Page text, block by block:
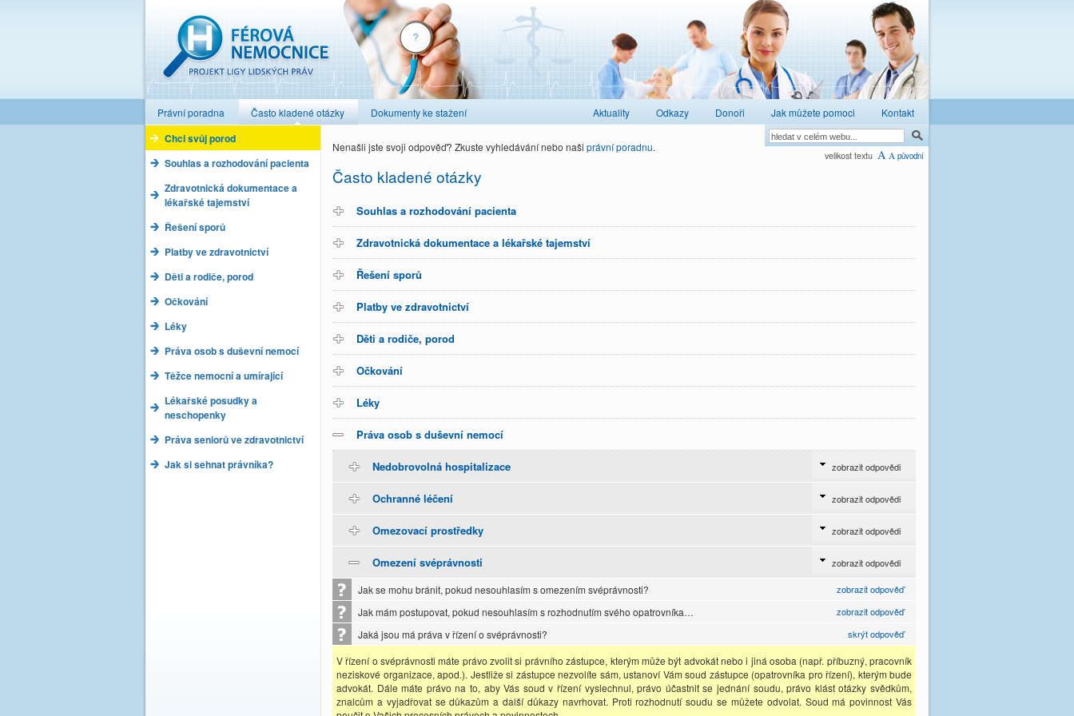
Právní poradna Často kladené otázky Dokumenty ke stažení Aktuality Odkazy Donoři Jak můžete pomoci Kontakt
Chci svůj porod
Souhlas a rozhodování pacienta
Zdravotnická dokumentace a
lékařské tajemství
Řešení sporů
Platby ve zdravotnictví
Děti a rodiče, porod
Očkování
Léky
Práva osob s duševní nemocí
Těžce nemocní a umírající
Lékařské posudky a
neschopenky
Práva seniorů ve zdravotnictví
Jak si sehnat právníka?
velikost textu A A původní
Nenašli jste svoji odpověď? Zkuste vyhledávání nebo naši právní poradnu.
Často kladené otázky
Souhlas a rozhodování pacienta
Zdravotnická dokumentace a lékařské tajemství
Řešení sporů
Platby ve zdravotnictví
Děti a rodiče, porod
Očkování
Léky
Práva osob s duševní nemocí
zobrazit odpovědi
Nedobrovolná hospitalizace
zobrazit odpovědi
Ochranné léčení
zobrazit odpovědi
Omezovací prostředky
zobrazit odpovědi
Omezení svéprávnosti
Jak se mohu bránit, pokud nesouhlasím s omezením svéprávnosti? zobrazit odpověď
Jak mám postupovat, pokud nesouhlasím s rozhodnutím svého opatrovníka… zobrazit odpověď
Jaká jsou má práva v řízení o svéprávnosti? skrýt odpověď
V řízení o svéprávnosti máte právo zvolit si právního zástupce, kterým může být advokát nebo i jiná osoba (např. příbuzný, pracovník
neziskové organizace, apod.). Jestliže si zástupce nezvolíte sám, ustanoví Vám soud zástupce (opatrovníka pro řízení), kterým bude
advokát. Dále máte právo na to, aby Vás soud v řízení vyslechnul, právo účastnit se jednání soudu, právo klást otázky svědkům,
znalcům a vyjadřovat se důkazům a další důkazy navrhovat. Proti rozhodnutí soudu se můžete odvolat. Soud má povinnost Vás